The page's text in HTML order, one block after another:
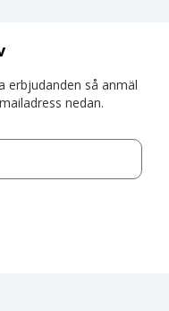
erbjudanden så anmäl
nedan.